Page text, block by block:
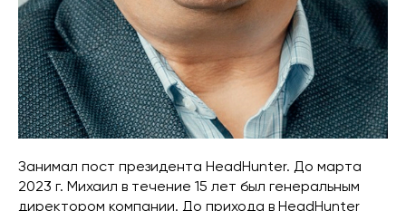
Занимал пост президента HeadHunter. До марта
2023 г. Михаил в течение 15 лет был генеральным
директором компании. До прихода в HeadHunter